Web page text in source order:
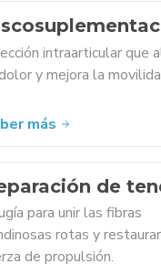
intraarticular que
y mejora la
más
de
Aquiles
para unir las fibras
rotas y
de propulsión.